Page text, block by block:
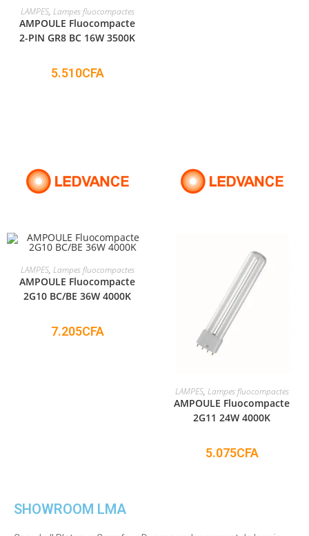
ADD TO CART
LAMPES, Lampes fluocompactes
AMPOULE Fluocompacte
2-PIN GR8 BC 16W 3500K
5.510CFA
ADD TO CART
LAMPES, Lampes fluocompactes
AMPOULE Fluocompacte
2G10 BC/BE 36W 4000K
7.205CFA
ADD TO CART
LAMPES, Lampes fluocompactes
AMPOULE Fluocompacte
2G11 24W 4000K
5.075CFA
SHOWROOM LMA